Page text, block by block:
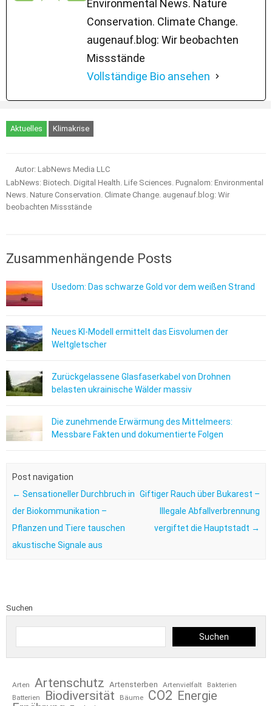
Environmental News. Nature
Conservation. Climate Change.
augenauf.blog: Wir beobachten
Missstände
Vollständige Bio ansehen
Aktuelles Klimakrise
Autor: LabNews Media LLC
LabNews: Biotech. Digital Health. Life Sciences. Pugnalom: Environmental
News. Nature Conservation. Climate Change. augenauf.blog: Wir
beobachten Missstände
Zusammenhängende Posts
Usedom: Das schwarze Gold vor dem weißen Strand
Neues KI-Modell ermittelt das Eisvolumen der
Weltgletscher
Zurückgelassene Glasfaserkabel von Drohnen
belasten ukrainische Wälder massiv
Die zunehmende Erwärmung des Mittelmeers:
Messbare Fakten und dokumentierte Folgen
Post navigation
← Sensationeller Durchbruch in
der Biokommunikation –
Pflanzen und Tiere tauschen
akustische Signale aus
Giftiger Rauch über Bukarest –
Illegale Abfallverbrennung
vergiftet die Hauptstadt →
Suchen
Suchen
Arten Artenschutz Artensterben Artenvielfalt
Bakterien
Batterien
Biodiversität Bäume CO2 Energie